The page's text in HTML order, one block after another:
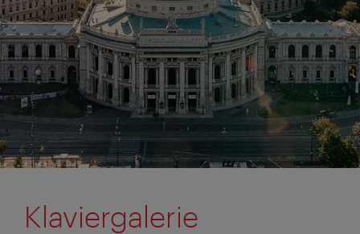
Klaviergalerie